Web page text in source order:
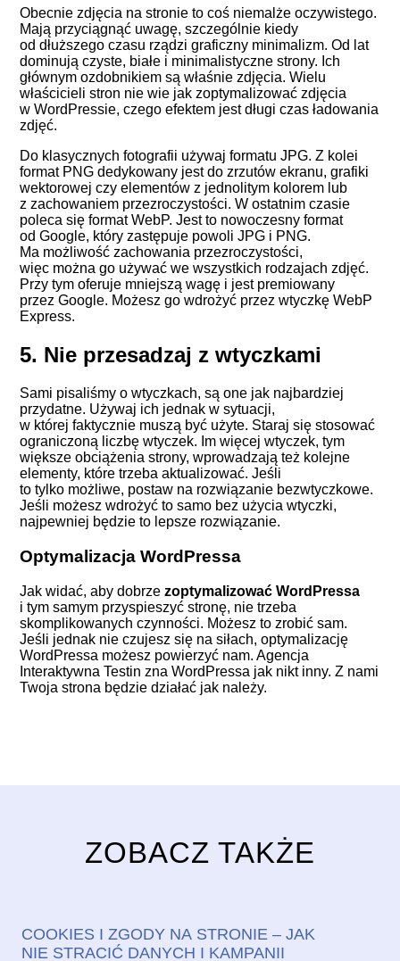
Obecnie zdjęcia na stronie to coś niemalże oczywistego.
Mają przyciągnąć uwagę, szczególnie kiedy
od dłuższego czasu rządzi graficzny minimalizm. Od lat
dominują czyste, białe i minimalistyczne strony. Ich
głównym ozdobnikiem są właśnie zdjęcia. Wielu
właścicieli stron nie wie jak zoptymalizować zdjęcia
w WordPressie, czego efektem jest długi czas ładowania
zdjęć.
Do klasycznych fotografii używaj formatu JPG. Z kolei
format PNG dedykowany jest do zrzutów ekranu, grafiki
wektorowej czy elementów z jednolitym kolorem lub
z zachowaniem przezroczystości. W ostatnim czasie
poleca się format WebP. Jest to nowoczesny format
od Google, który zastępuje powoli JPG i PNG.
Ma możliwość zachowania przezroczystości,
więc można go używać we wszystkich rodzajach zdjęć.
Przy tym oferuje mniejszą wagę i jest premiowany
przez Google. Możesz go wdrożyć przez wtyczkęWebP
Express.
5. Nie przesadzaj z wtyczkami
Sami pisaliśmy o wtyczkach, są one jak najbardziej
przydatne. Używaj ich jednak w sytuacji,
w której faktycznie muszą być użyte. Staraj się stosować
ograniczoną liczbę wtyczek. Im więcej wtyczek, tym
większe obciążenia strony, wprowadzają też kolejne
elementy, które trzeba aktualizować. Jeśli
to tylko możliwe, postaw na rozwiązanie bezwtyczkowe.
Jeśli możesz wdrożyć to samo bez użycia wtyczki,
najpewniej będzie to lepsze rozwiązanie.
Optymalizacja WordPressa
Jak widać, aby dobrzezoptymalizować WordPressa
i tym samym przyspieszyć stronę, nie trzeba
skomplikowanych czynności. Możesz to zrobić sam.
Jeśli jednak nie czujesz się na siłach, optymalizację
WordPressa możesz powierzyć nam. Agencja
Interaktywna Testin zna WordPressa jak nikt inny. Z nami
Twoja strona będzie działać jak należy.
ZOBACZ TAKŻE
COOKIES I ZGODY NA STRONIE – JAK
NIE STRACIĆ DANYCH I KAMPANII